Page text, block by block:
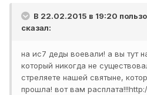
В 22.02.2015 в 19:20
сказал:
на ис7 деды воевали! а вы тут
который никогда не
стреляете нашей святыне,
прошла! вот вам расплата!!!